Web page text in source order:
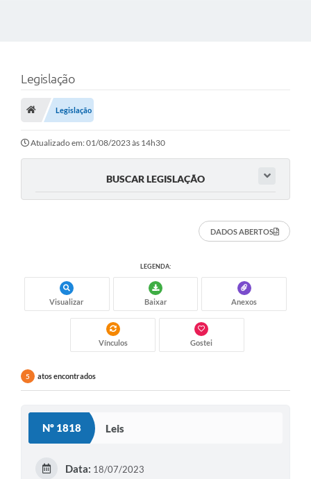
Legislação
Legislação
Atualizado em: 01/08/2023 às 14h30
BUSCAR LEGISLAÇÃO
DADOS ABERTOS
LEGENDA:
Visualizar Baixar Anexos
Vínculos Gostei
5 atos encontrados
Nº 1818 Leis
Data: 18/07/2023